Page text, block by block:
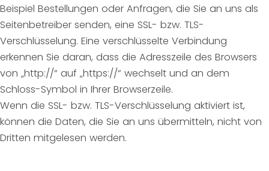
Beispiel Bestellungen oder Anfragen, die Sie an uns als
Seitenbetreiber senden, eine SSL- bzw. TLS-
Verschlüsselung. Eine verschlüsselte Verbindung
erkennen Sie daran, dass die Adresszeile des Browsers
von „http://“ auf „https://“ wechselt und an dem
Schloss-Symbol in Ihrer Browserzeile.
Wenn die SSL- bzw. TLS-Verschlüsselung aktiviert ist,
können die Daten, die Sie an uns übermitteln, nicht von
Dritten mitgelesen werden.